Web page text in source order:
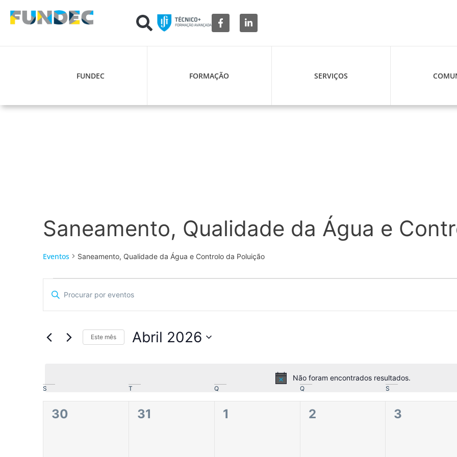
FUNDEC FORMAÇÃO SERVIÇOS
Saneamento, Qualidade da Água e
Eventos Saneamento, Qualidade da Água e Controlo da Poluição
Aviso
Não foram encontrados resultados.
Navegação
de
pesquisa
e
de
Eventos
Digite
chave.
Eventos
Este mês Abril 2026
Calendário
de
S T Q Q S
0
30
0
31
0
1
0
2
0
3